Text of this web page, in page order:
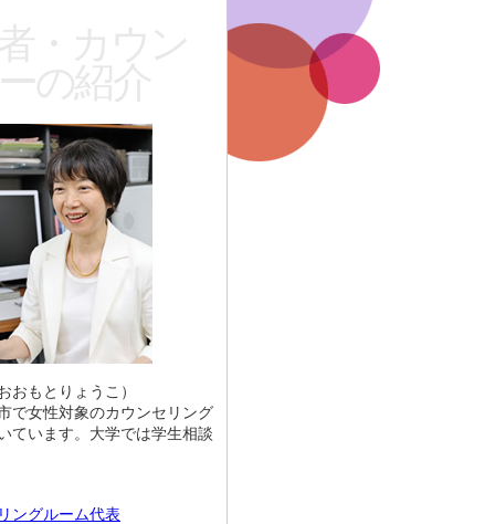
おもとりょうこ）
で女性対象のカウンセリング
ています。大学では学生相談
ングルーム代表